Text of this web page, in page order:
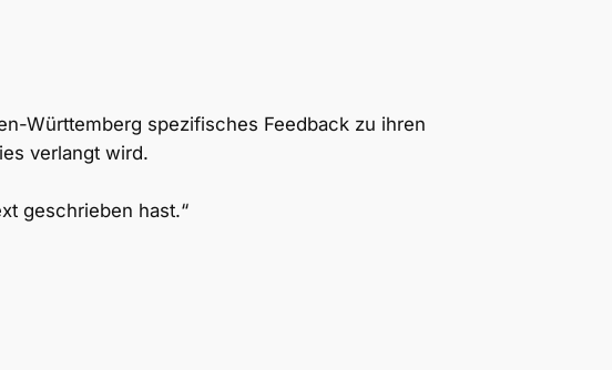
Württemberg spezifisches Feedback zu ihren
verlangt wird.
geschrieben hast.“